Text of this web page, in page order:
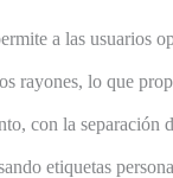
a las usuarios
rayones, lo que
con la separación
etiquetas